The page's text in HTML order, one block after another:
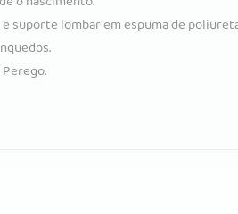
suporte lombar em espuma de